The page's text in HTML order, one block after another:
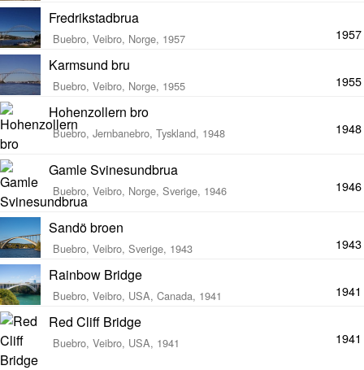
Fredrikstadbrua
Buebro, Veibro, Norge, 1957 1957
Karmsund bru
Buebro, Veibro, Norge, 1955 1955
Hohenzollern bro
Buebro, Jernbanebro, Tyskland, 1948 1948
Gamle Svinesundbrua
Buebro, Veibro, Norge, Sverige, 1946 1946
Sandö broen
Buebro, Veibro, Sverige, 1943 1943
Rainbow Bridge
Buebro, Veibro, USA, Canada, 1941 1941
Red Cliff Bridge
Buebro, Veibro, USA, 1941 1941